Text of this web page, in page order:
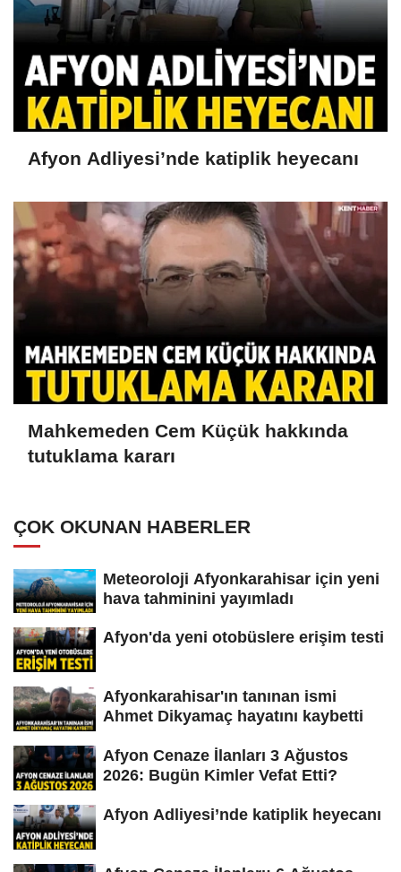
Afyon Adliyesi’nde katiplik heyecanı
Mahkemeden Cem Küçük hakkında
tutuklama kararı
ÇOK OKUNAN HABERLER
Meteoroloji Afyonkarahisar için yeni
hava tahminini yayımladı
Afyon'da yeni otobüslere erişim testi
Afyonkarahisar'ın tanınan ismi
Ahmet Dikyamaç hayatını kaybetti
Afyon Cenaze İlanları 3 Ağustos
2026: Bugün Kimler Vefat Etti?
Afyon Adliyesi’nde katiplik heyecanı